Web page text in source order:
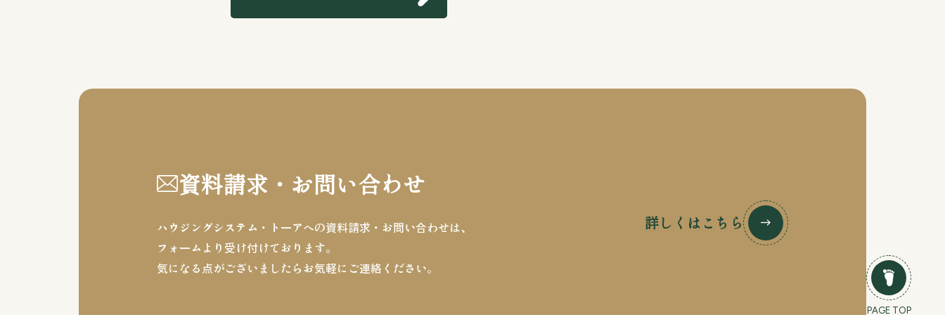
資料請求・お問い合わせ
ハウジングシステム・トーアへの資料請求・お問い合わせは、
フォームより受け付けております。
気になる点がございましたらお気軽にご連絡ください。
詳しくはこちら
PAGE TOP